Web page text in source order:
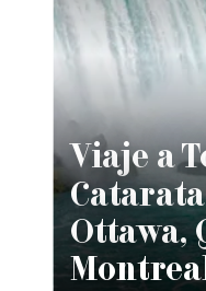
Viaje a
Ottawa,